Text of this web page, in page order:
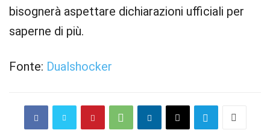
bisognerà aspettare dichiarazioni ufficiali per
saperne di più.
Fonte: Dualshocker